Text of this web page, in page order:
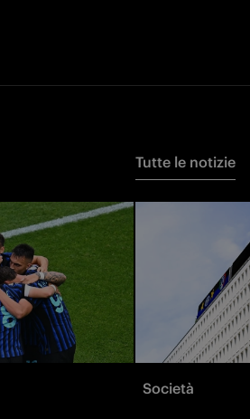
Tutte le notizie
Società